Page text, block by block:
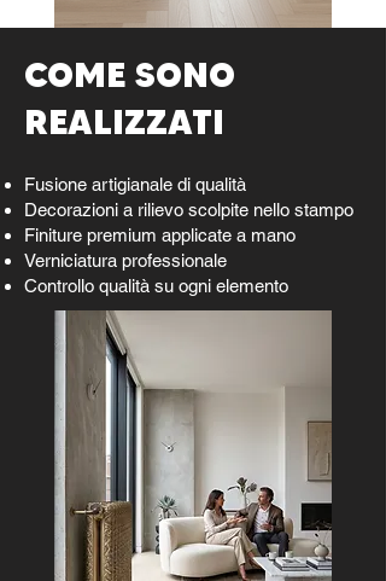
COME SONO
REALIZZATI
Fusione artigianale di qualità
Decorazioni a rilievo scolpite nello stampo
Finiture premium applicate a mano
Verniciatura professionale
Controllo qualità su ogni elemento